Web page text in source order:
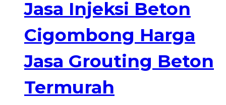
Jasa Injeksi Beton
Cigombong Harga
Jasa Grouting Beton
Termurah